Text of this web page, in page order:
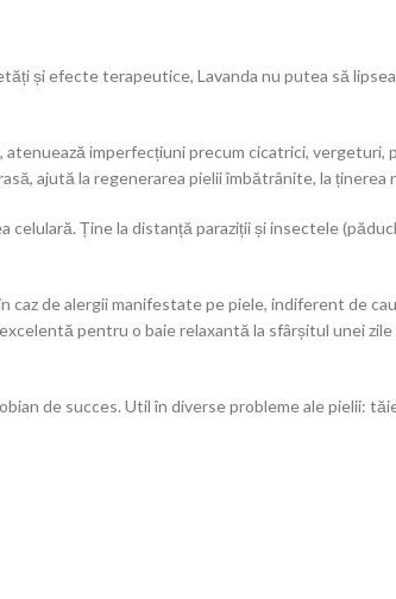
și efecte terapeutice, Lavanda nu putea să
imperfecțiuni precum cicatrici, vergeturi,
ajută la regenerarea pielii îmbătrânite, la ținerea
Ține la distanță paraziții și insectele
de alergii manifestate pe piele, indiferent de
pentru o baie relaxantă la sfârșitul unei
de succes. Util în diverse probleme ale pielii: